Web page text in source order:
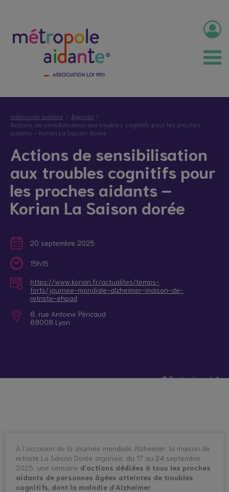
métropole aidante
Agenda
Actions de sensibilisation aux troubles cognitifs pour les proches
aidants – Korian La Saison dorée
Actions de sensibilisation
aux troubles cognitifs pour
les proches aidants –
Korian La Saison dorée
20 septembre 2025
15h15
https://www.korian.fr/actualites/temps-
forts/journee-mondiale-alzheimer-maison-de-
retraite-ehpad
8, rue Antoine Péricaud
69008 Lyon
© Droits réservés*
À l’occasion de la Journée mondiale Alzheimer, la maison de
retraite La Saison Dorée organise, du 17 au 24 septembre
2025, une semaine d’actions dédiées à tous les proches
aidants de personnes âgées atteintes de troubles
cognitifs, dont la maladie d’Alzheimer.